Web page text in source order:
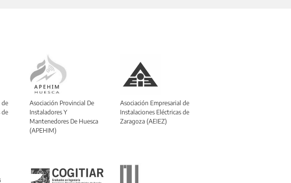
de
de
Asociación Provincial De
Instaladores Y
Mantenedores De Huesca
(APEHIM)
Asociación Empresarial de
Instalaciones Eléctricas de
Zaragoza (AEIEZ)